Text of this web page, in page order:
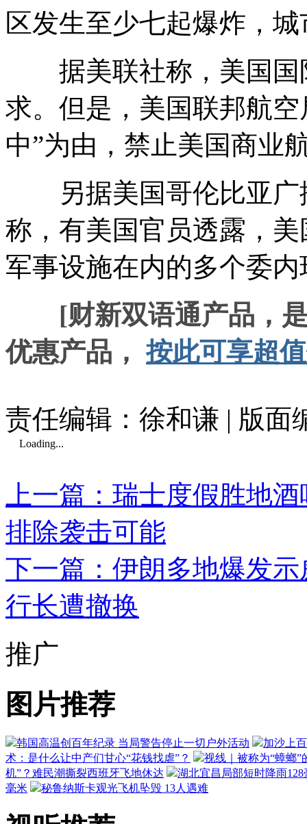
区发生至少七起爆炸，
据美联社称，美国国
求。但是，美国联邦航
中”为由，禁止美国商业
另据美国哥伦比亚广
称，有美国官员透露，
军事设施在内的多个委
[财新双语通产品，
优惠产品，按此可享超
责任编辑：徐和谦 | 版面
Loading...
上一篇：瑞士度假胜地
排除袭击可能
下一篇：伊朗多地爆发
行长遭撤换
推广
图片推荐
韩国高温创百年纪录 当局警告停止一切户外活动
加沙上
术：是什么让中产们甘心“花钱找虐”？
视线｜被称为“蟑螂
机”？难民潮撕裂西班牙飞地休达
湖北宜昌局部短时降雨
毫米
秘鲁纳斯卡观光飞机坠毁 13人遇难